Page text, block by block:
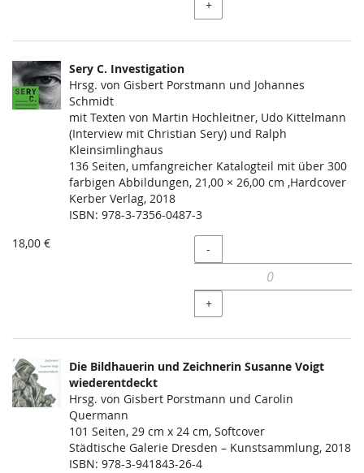
+
Sery C. Investigation
Hrsg. von Gisbert Porstmann und Johannes
Schmidt
mit Texten von Martin Hochleitner, Udo Kittelmann
(Interview mit Christian Sery) und Ralph
Kleinsimlinghaus
136 Seiten, umfangreicher Katalogteil mit über 300
farbigen Abbildungen, 21,00 × 26,00 cm ,Hardcover
Kerber Verlag, 2018
ISBN: 978-3-7356-0487-3
18,00 €
Menge
-
+
Die Bildhauerin und Zeichnerin Susanne Voigt
wiederentdeckt
Hrsg. von Gisbert Porstmann und Carolin
Quermann
101 Seiten, 29 cm x 24 cm, Softcover
Städtische Galerie Dresden – Kunstsammlung, 2018
ISBN: 978-3-941843-26-4